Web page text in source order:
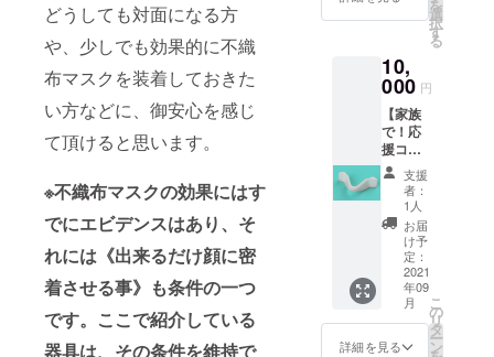
どうしても対面になる方
や、少しでも効果的に不織
布マスクを装着しておきた
い方などに、御安心を感じ
て頂けると思います。
※不織布マスクの効果にはす
でにエビデンスはあり、そ
れには《出来るだけ顔に密
着させる事》も条件の一つ
です。ここで紹介している
器具は、その条件を維持で
は2021
年9月よ
り順次
発送の
予定で
す。
さい。
機能は
同等で
す。
※こちら
は2021
年7月よ
り順次
発送い
たしま
す。 ②
オリジ
ナルT
シャツ
（Sサイ
ズ）
※こちら
仕様の
３Dプリ
形品
１個＋
御礼
メール
デザ
インは
成型品
と同じ
で３Dプ
リント
造形品
です。
金型
による
成型品
が出来
るまで
を
選
択
す
る
10,
000 円
【家族
で！応
援コー
ス（３D
プリン
ト造形
品＋成
型品＋
御礼
メー
ル）】
①製品
仕様の
３Dプリ
支援
者：
1人
お届
け予
定：
2021
年09
月
詳細を見る
こ
の
リ
タ
ー
ン